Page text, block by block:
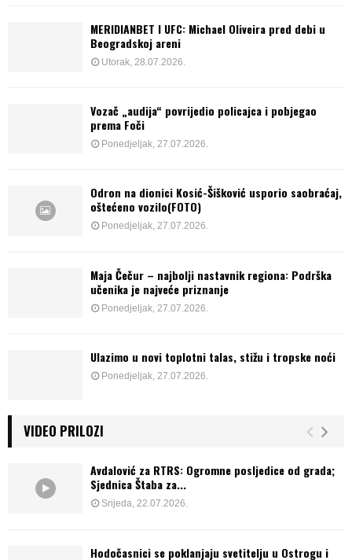
MERIDIANBET I UFC: Michael Oliveira pred debi u
Beogradskoj areni
Utorak, 28.07.2026.
Vozač „audija“ povrijedio policajca i pobjegao
prema Foči
Ponedjeljak, 27.07.2026.
Odron na dionici Kosić-Šišković usporio saobraćaj,
oštećeno vozilo(FOTO)
Ponedjeljak, 27.07.2026.
Maja Čečur – najbolji nastavnik regiona: Podrška
učenika je najveće priznanje
Ponedjeljak, 27.07.2026.
Ulazimo u novi toplotni talas, stižu i tropske noći
Ponedjeljak, 27.07.2026.
VIDEO PRILOZI
Avdalović za RTRS: Ogromne posljedice od grada;
Sjednica Štaba za...
Srijeda, 22.07.2026.
Hodočasnici se poklanjaju svetitelju u Ostrogu i